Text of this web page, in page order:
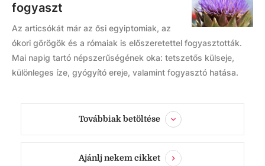
fogyaszt
Az articsókát már az ősi egyiptomiak, az
ókori görögök és a rómaiak is előszeretettel fogyasztották.
Mai napig tartó népszerűségének oka: tetszetős külseje,
különleges íze, gyógyító ereje, valamint fogyasztó hatása.
Továbbiak betöltése
Ajánlj nekem cikket